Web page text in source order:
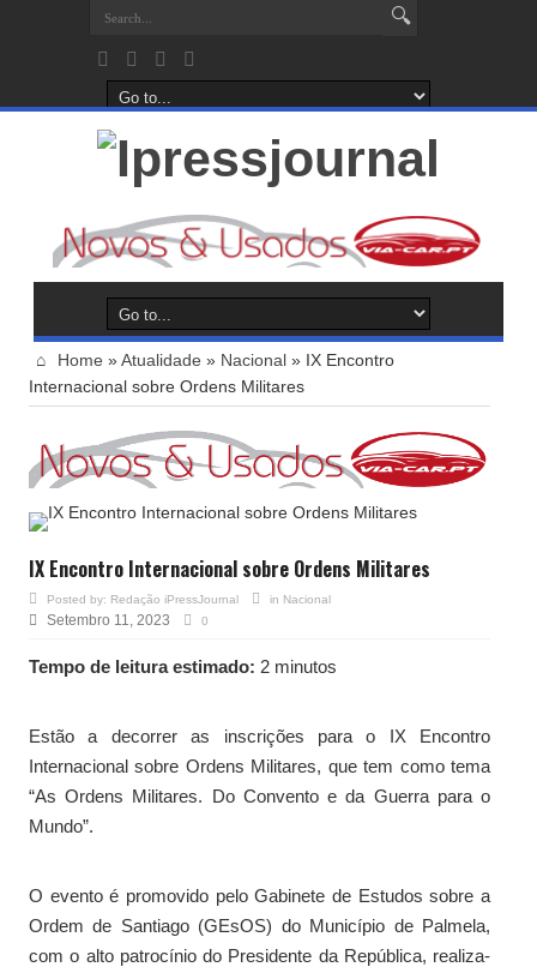
Home »Atualidade » Nacional » IX Encontro
Internacional sobre Ordens Militares
IX Encontro Internacional sobre Ordens Militares
Posted by: Redação iPressJournal in Nacional
Setembro 11, 2023 0
Tempo de leitura estimado: 2 minutos
Estão a decorrer as inscrições para o IX Encontro
Internacional sobre Ordens Militares, que tem como tema
“As Ordens Militares. Do Convento e da Guerra para o
Mundo”.
O evento é promovido pelo Gabinete de Estudos sobre a
Ordem de Santiago (GEsOS) do Município de Palmela,
com o alto patrocínio do Presidente da República, realiza-